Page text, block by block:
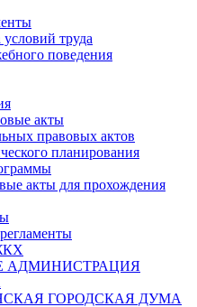
труда
поведения
акты
правовых актов
планирования
акты для прохождения
АДМИНИСТРАЦИЯ
ГОРОДСКАЯ ДУМА